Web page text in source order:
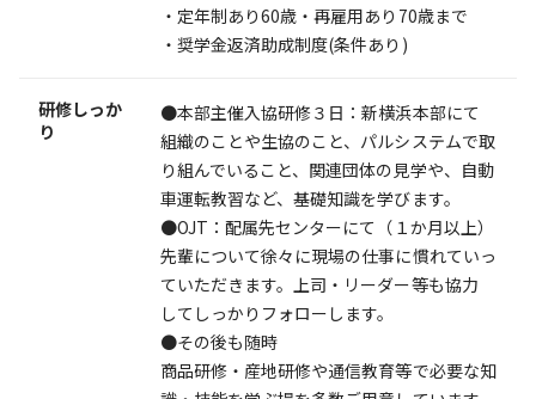
・定年制あり60歳・再雇用あり70歳まで
・奨学金返済助成制度(条件あり)
研修しっか
り
●本部主催入協研修３日：新横浜本部にて
組織のことや生協のこと、パルシステムで取
り組んでいること、関連団体の見学や、自動
車運転教習など、基礎知識を学びます。
●OJT：配属先センターにて（１か月以上）
先輩について徐々に現場の仕事に慣れていっ
ていただきます。上司・リーダー等も協力
してしっかりフォローします。
●その後も随時
商品研修・産地研修や通信教育等で必要な知